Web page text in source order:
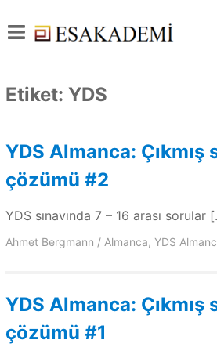
Etiket: YDS
YDS Almanca: Çıkmış
çözümü #2
YDS sınavında 7 – 16 arası sorular
Ahmet Bergmann Almanca,YDS
YDS Almanca: Çıkmış
çözümü #1